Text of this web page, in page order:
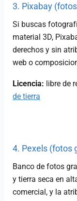
3. Pixabay
Si buscas
material 3D,
derechos y sin
web o
Licencia: libre de
de tierra
4. Pexels (fotos
Banco de fotos
y tierra seca en
comercial, y la